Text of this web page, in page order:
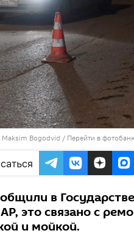
Bogodvid / Перейти в фотобанк
в
это связано с
и мойкой.